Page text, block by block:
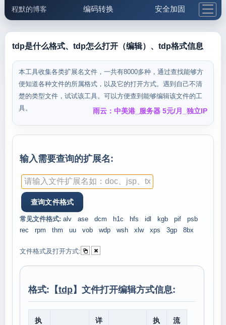
程默的博客 编码转换 安全加固
邮件工具 生活便民 更多工具
5.1支付宝大红包
tdp是什么格式、tdp怎么打开（编辑）、tdp格式信息
本工具收集各类扩展名文件，一共有8000多种，通过查找能够方
便知道各种文件的所属格式，以及它的打开方式。遇到自己不清
楚的类型文件，试试该工具。可以方便查到能够编辑该文件的工
具。
雨云：中美港_服务器 5元/月_独立IP
输入需要查询的扩展名:
常见文件格式: alv ase dcm h1c hfs idl kgb pif
psb
rec
rpm thm uu vob wdp wsh xlw xps 3gp 8bx
文件格式及打开方式:
格式:【tdp】文件打开编辑方式信息:
执
详
执
流